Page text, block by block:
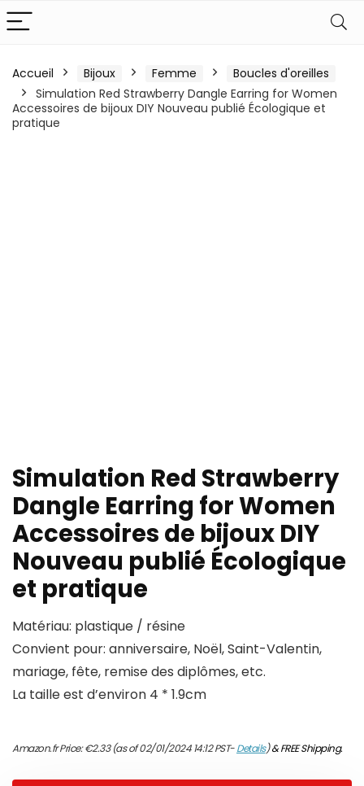
Accueil Bijoux Femme
Boucles d'oreilles
Simulation Red Strawberry Dangle Earring for Women
Accessoires de bijoux DIY Nouveau publié Écologique et
pratique
Simulation Red Strawberry
Dangle Earring for Women
Accessoires de bijoux DIY
Nouveau publié Écologique
et pratique
Matériau: plastique / résine
Convient pour: anniversaire, Noël, Saint-Valentin,
mariage, fête, remise des diplômes, etc.
La taille est d’environ 4 * 1.9cm
Amazon.fr Price:€2.33(as of 02/01/2024 14:12 PST-Details)&FREE Shipping.